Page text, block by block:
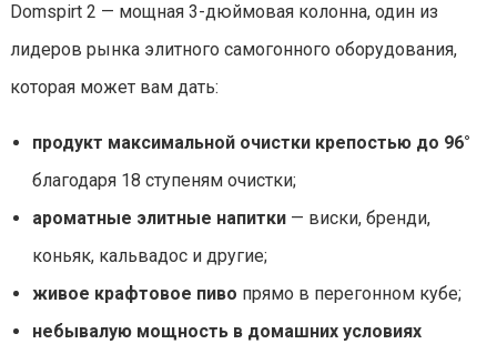
Domspirt 2 — мощная 3-дюймовая колонна, один из
лидеров рынка элитного самогонного оборудования,
которая может вам дать:
продукт максимальной очистки крепостью до 96°
благодаря 18 ступеням очистки;
ароматные элитные напитки — виски, бренди,
коньяк, кальвадос и другие;
живое крафтовое пиво прямо в перегонном кубе;
небывалую мощность в домашних условиях